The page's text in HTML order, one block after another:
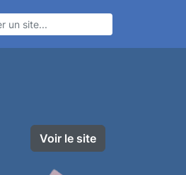
Voir le site